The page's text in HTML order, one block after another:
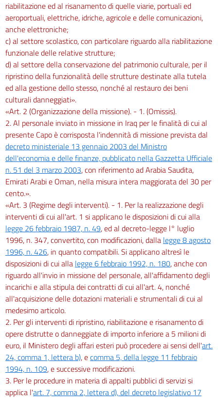
riabilitazione ed al risanamento di quelle viarie, portuali ed
aeroportuali, elettriche, idriche, agricole e delle comunicazioni,
anche elettroniche;
c) al settore scolastico, con particolare riguardo alla riabilitazione
funzionale delle relative strutture;
d) al settore della conservazione del patrimonio culturale, per il
ripristino della funzionalità delle strutture destinate alla tutela
ed alla gestione dello stesso, nonché al restauro dei beni
culturali danneggiati».
«Art. 2 (Organizzazione della missione). - 1. (Omissis).
2. Al personale inviato in missione in Iraq per le finalità di cui al
presente Capo è corrisposta l'indennità di missione prevista dal
decreto ministeriale 13 gennaio 2003 del Ministro
dell'economia e delle finanze, pubblicato nella Gazzetta Ufficiale
n. 51 del 3 marzo 2003, con riferimento ad Arabia Saudita,
Emirati Arabi e Oman, nella misura intera maggiorata del 30 per
cento.».
«Art. 3 (Regime degli interventi). - 1. Per la realizzazione degli
interventi di cui all'art. 1 si applicano le disposizioni di cui alla
legge 26 febbraio 1987, n. 49, ed al decreto-legge l° luglio
1996, n. 347, convertito, con modificazioni, dalla legge 8 agosto
1996, n. 426, in quanto compatibili. Si applicano altresì le
disposizioni di cui alla legge 6 febbraio 1992, n. 180, anche con
riguardo all'invio in missione del personale, all'affidamento degli
incarichi e alla stipula dei contratti di cui all'art. 4, nonché
all'acquisizione delle dotazioni materiali e strumentali di cui al
medesimo articolo.
2. Per gli interventi di ripristino, riabilitazione e risanamento di
opere distrutte o danneggiate di importo inferiore a 5 milioni di
euro, il Ministero degli affari esteri può procedere ai sensi dell'art.
24, comma 1, lettera b), ecomma 5, della legge 11 febbraio
1994, n. 109, e successive modificazioni.
3. Per le procedure in materia di appalti pubblici di servizi si
applica l'art. 7, comma 2, lettera d), del decreto legislativo 17